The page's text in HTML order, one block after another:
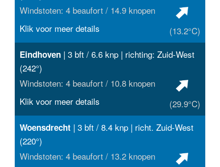
Windstoten: 4 beaufort / 14.9 knopen
(13.2°C)
Klik voor meer details
Eindhoven | 3 bft / 6.6 knp | richting: Zuid-West
(242°)
Windstoten: 4 beaufort / 10.8 knopen
(29.9°C)
Klik voor meer details
Woensdrecht | 3 bft / 8.4 knp | richt. Zuid-West
(220°)
Windstoten: 4 beaufort / 13.2 knopen